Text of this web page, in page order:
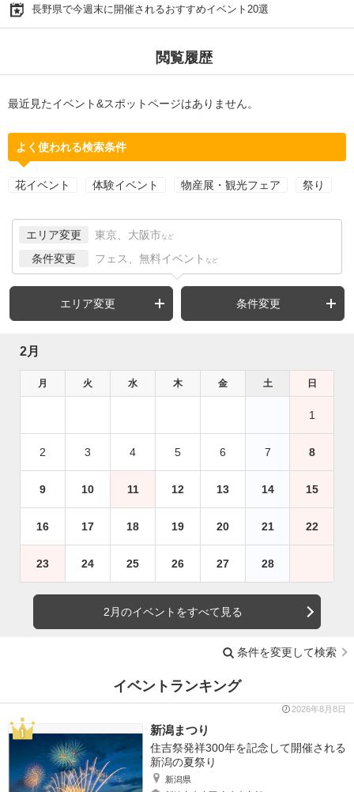
長野県で今週末に開催されるおすすめイベント20選
閲覧履歴
最近見たイベント&スポットページはありません。
よく使われる検索条件
花イベント 体験イベント 物産展・観光フェア 祭り
エリア変更 東京、大阪市 など
条件変更 フェス、無料イベント など
エリア変更 条件変更
2月
月 火 水 木 金 土 日
1
2 3 4 5 6 7 8
9 10 11 12 13 14 15
16 17 18 19 20 21 22
23 24 25 26 27 28
2月のイベントをすべて見る
条件を変更して検索
イベントランキング
2026年8月8日
新潟まつり
住吉祭発祥300年を記念して開催される
新潟の夏祭り
新潟県